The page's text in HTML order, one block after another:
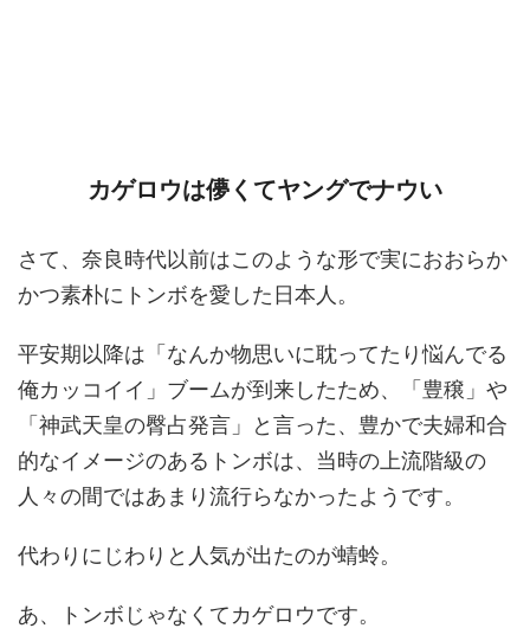
カゲロウは儚くてヤングでナウい
さて、奈良時代以前はこのような形で実におおらか
かつ素朴にトンボを愛した日本人。
平安期以降は「なんか物思いに耽ってたり悩んでる
俺カッコイイ」ブームが到来したため、「豊穣」や
「神武天皇の臀占発言」と言った、豊かで夫婦和合
的なイメージのあるトンボは、当時の上流階級の
人々の間ではあまり流行らなかったようです。
代わりにじわりと人気が出たのが蜻蛉。
あ、トンボじゃなくてカゲロウです。